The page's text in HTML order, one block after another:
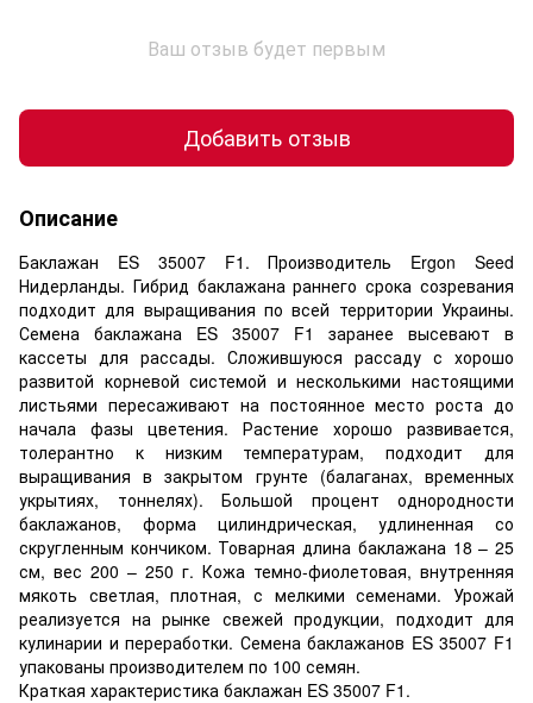
Ваш отзыв будет первым
Добавить отзыв
Описание
Баклажан ES 35007 F1. Производитель Ergon Seed
Нидерланды. Гибрид баклажана раннего срока созревания
подходит для выращивания по всей территории Украины.
Семена баклажана ES 35007 F1 заранее высевают в
кассеты для рассады. Сложившуюся рассаду с хорошо
развитой корневой системой и несколькими настоящими
листьями пересаживают на постоянное место роста до
начала фазы цветения. Растение хорошо развивается,
толерантно к низким температурам, подходит для
выращивания в закрытом грунте (балаганах, временных
укрытиях, тоннелях). Большой процент однородности
баклажанов, форма цилиндрическая, удлиненная со
скругленным кончиком. Товарная длина баклажана 18 – 25
см, вес 200 – 250 г. Кожа темно-фиолетовая, внутренняя
мякоть светлая, плотная, с мелкими семенами. Урожай
реализуется на рынке свежей продукции, подходит для
кулинарии и переработки. Семена баклажанов ES 35007 F1
упакованы производителем по 100 семян.
Краткая характеристика баклажан ES 35007 F1.